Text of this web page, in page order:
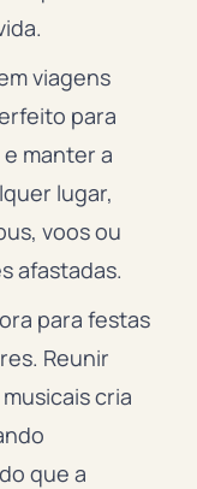
viagens
para
manter a
lugar,
voos ou
afastadas.
para festas
Reunir
cria
que a